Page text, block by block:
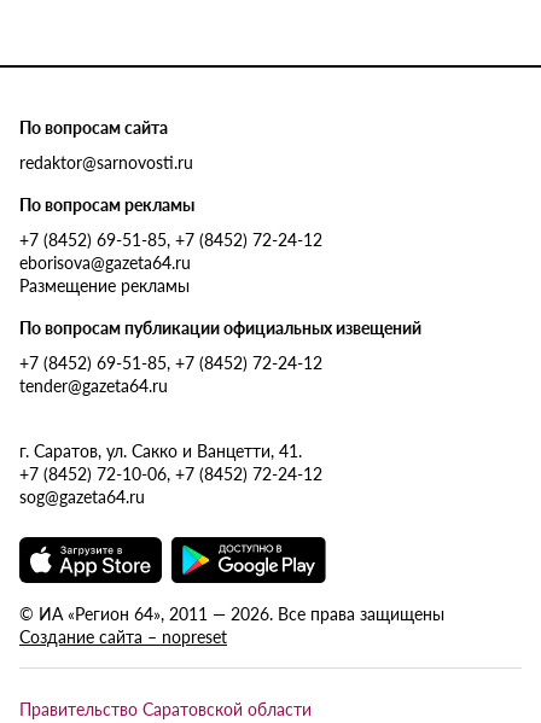
По вопросам сайта
redaktor@sarnovosti.ru
По вопросам рекламы
+7 (8452) 69-51-85, +7 (8452) 72-24-12
eborisova@gazeta64.ru
Размещение рекламы
По вопросам публикации официальных извещений
+7 (8452) 69-51-85, +7 (8452) 72-24-12
tender@gazeta64.ru
г. Саратов, ул. Сакко и Ванцетти, 41.
+7 (8452) 72-10-06, +7 (8452) 72-24-12
sog@gazeta64.ru
© ИА «Регион 64», 2011 — 2026. Все права защищены
Создание сайта – nopreset
Правительство Саратовской области